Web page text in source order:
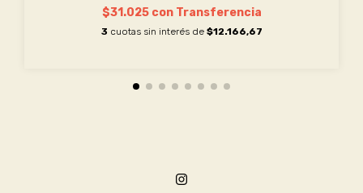
$31.025 con Transferencia
3 cuotas sin interés de $12.166,67